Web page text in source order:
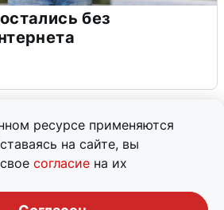
ресурсе применяются
на сайте, вы
согласие на их
без